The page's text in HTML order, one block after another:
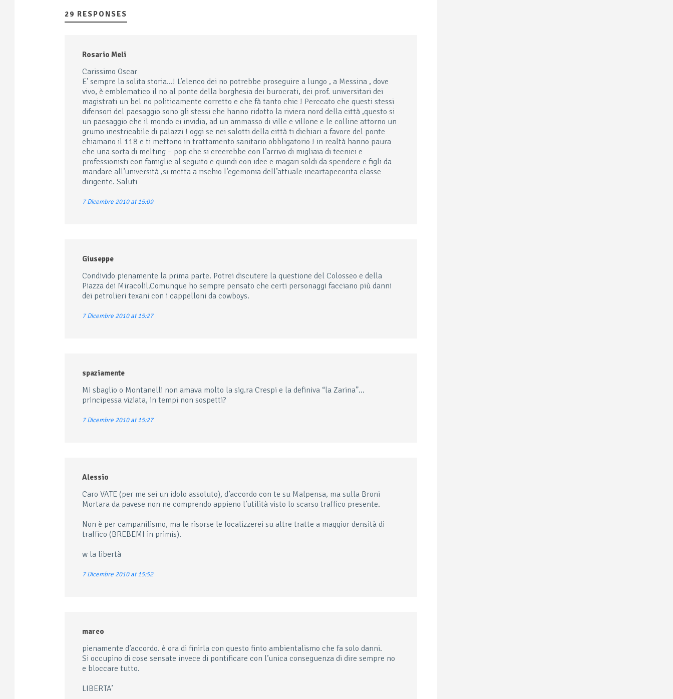
29 RESPONSES
Rosario Meli
Carissimo Oscar
E’ sempre la solita storia…! L’elenco dei no potrebbe proseguire a lungo , a Messina , dove
vivo, è emblematico il no al ponte della borghesia dei burocrati, dei prof. universitari dei
magistrati un bel no politicamente corretto e che fà tanto chic ! Perccato che questi stessi
difensori del paesaggio sono gli stessi che hanno ridotto la riviera nord della città ,questo si
un paesaggio che il mondo ci invidia, ad un ammasso di ville e villone e le colline attorno un
grumo inestricabile di palazzi ! oggi se nei salotti della città ti dichiari a favore del ponte
chiamano il 118 e ti mettono in trattamento sanitario obbligatorio ! in realtà hanno paura
che una sorta di melting – pop che si creerebbe con l’arrivo di migliaia di tecnici e
professionisti con famiglie al seguito e quindi con idee e magari soldi da spendere e figli da
mandare all’università ,si metta a rischio l’egemonia dell’attuale incartapecorita classe
dirigente. Saluti
7 Dicembre 2010 at 15:09
Giuseppe
Condivido pienamente la prima parte. Potrei discutere la questione del Colosseo e della
Piazza dei Miracolil.Comunque ho sempre pensato che certi personaggi facciano più danni
dei petrolieri texani con i cappelloni da cowboys.
7 Dicembre 2010 at 15:27
spaziamente
Mi sbaglio o Montanelli non amava molto la sig.ra Crespi e la definiva “la Zarina”…
principessa viziata, in tempi non sospetti?
7 Dicembre 2010 at 15:27
Alessio
Caro VATE (per me sei un idolo assoluto), d’accordo con te su Malpensa, ma sulla Broni
Mortara da pavese non ne comprendo appieno l’utilità visto lo scarso traffico presente.
Non è per campanilismo, ma le risorse le focalizzerei su altre tratte a maggior densità di
traffico (BREBEMI in primis).
w la libertà
7 Dicembre 2010 at 15:52
marco
pienamente d’accordo. è ora di finirla con questo finto ambientalismo che fa solo danni.
Si occupino di cose sensate invece di pontificare con l’unica conseguenza di dire sempre no
e bloccare tutto.
LIBERTA’